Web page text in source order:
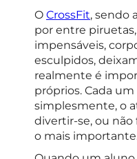
O CrossFit, sendo
por entre
impensáveis,
esculpidos,
realmente é
próprios. Cada
simplesmente, o
divertir-se, ou não
o mais